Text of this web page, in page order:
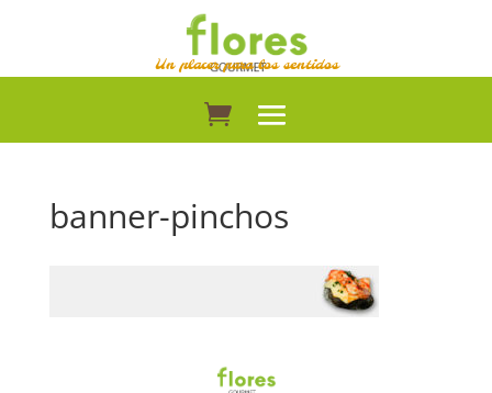
Un placer para los sentidos
banner-pinchos